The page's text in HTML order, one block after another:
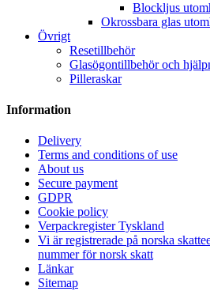
Blockljus
Okrossbara glas
Övrigt
Resetillbehör
Glasögontillbehör och
Pilleraskar
Information
Delivery
Terms and conditions of use
About us
Secure payment
GDPR
Cookie policy
Verpackregister Tyskland
Vi är registrerade på norska
nummer för norsk skatt
Länkar
Sitemap